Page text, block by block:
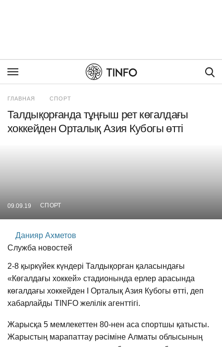
ГЛАВНАЯ СПОРТ
Талдықорғанда тұңғыш рет көгалдағы
хоккейден Орталық Азия Кубогы өтті
09.09.19 СПОРТ
Данияр Ахметов
Служба новостей
2-8 қыркүйек күндері Талдықорған қаласындағы
«Көгалдағы хоккей» стадионында ерлер арасында
көгалдағы хоккейден I Орталық Азия Кубогы өтті, деп
хабарлайды TINFO желілік агенттігі.
Жарысқа 5 мемлекеттен 80-нен аса спортшы қатысты.
Жарыстың марапаттау рәсіміне Алматы облысының